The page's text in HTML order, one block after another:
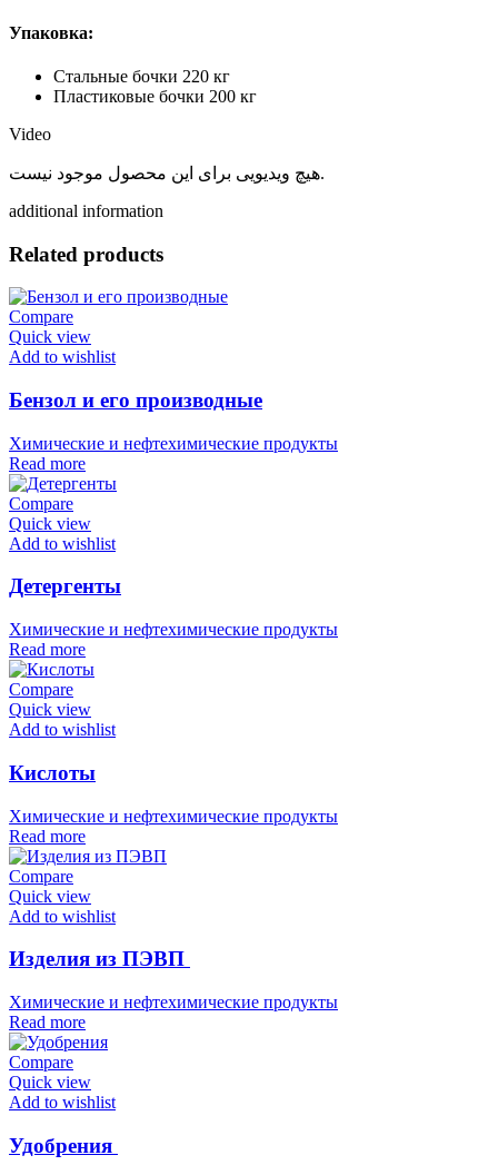
Упаковка:
Стальные бочки 220 кг
Пластиковые бочки 200 кг
Video
هیچ ویدیویی برای این محصول موجود نیست.
additional information
Related products
Compare
Quick view
Add to wishlist
Бензол и его производные
Химические и нефтехимические продукты
Read more
Compare
Quick view
Add to wishlist
Детергенты
Химические и нефтехимические продукты
Read more
Compare
Quick view
Add to wishlist
Кислоты
Химические и нефтехимические продукты
Read more
Compare
Quick view
Add to wishlist
Изделия из ПЭВП
Химические и нефтехимические продукты
Read more
Compare
Quick view
Add to wishlist
Удобрения